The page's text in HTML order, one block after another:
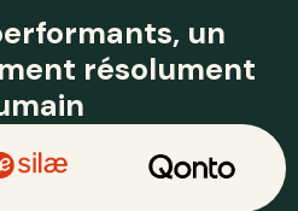
un
résolument